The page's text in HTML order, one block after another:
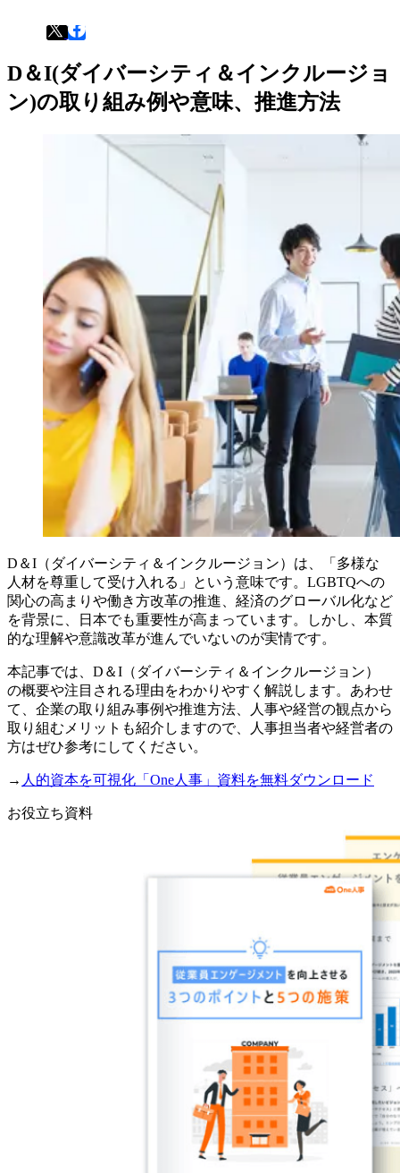
D＆I(ダイバーシティ＆インクルージョ
ン)の取り組み例や意味、推進方法
D＆I（ダイバーシティ＆インクルージョン）は、「多様な
人材を尊重して受け入れる」という意味です。LGBTQへの
関心の高まりや働き方改革の推進、経済のグローバル化など
を背景に、日本でも重要性が高まっています。しかし、本質
的な理解や意識改革が進んでいないのが実情です。
本記事では、D＆I（ダイバーシティ＆インクルージョン）
の概要や注目される理由をわかりやすく解説します。あわせ
て、企業の取り組み事例や推進方法、人事や経営の観点から
取り組むメリットも紹介しますので、人事担当者や経営者の
方はぜひ参考にしてください。
→ 人的資本を可視化「One人事」資料を無料ダウンロード
お役立ち資料